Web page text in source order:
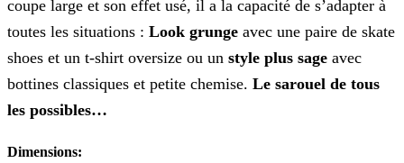
coupe large et son effet usé, il a la capacité de s’adapter à
toutes les situations : Look grunge avec une paire de skate
shoes et un t-shirt oversize ou un style plus sage avec
bottines classiques et petite chemise. Le sarouel de tous
les possibles…
Dimensions: